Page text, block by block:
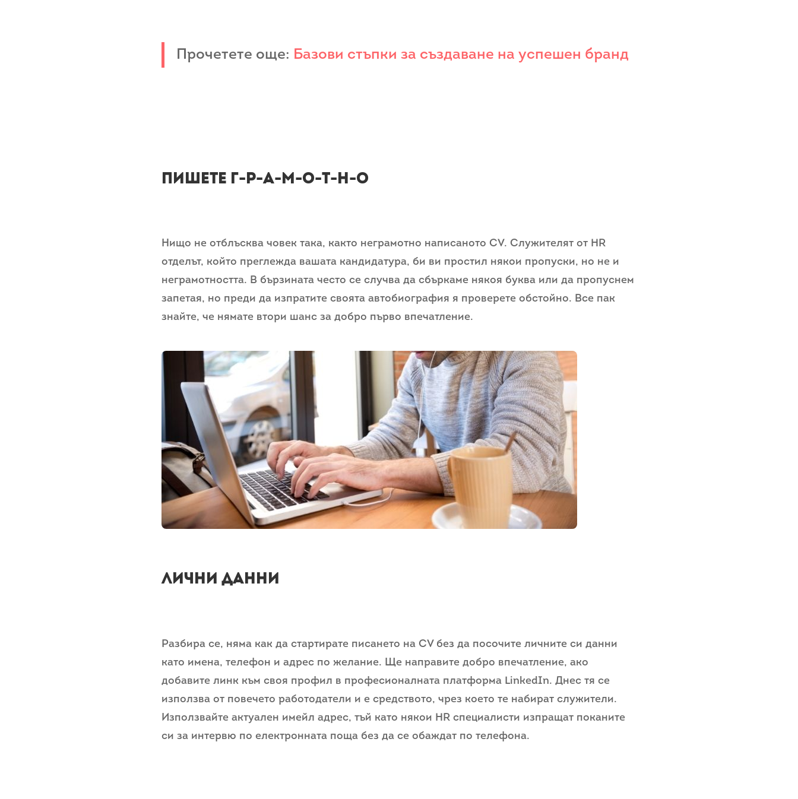
Прочетете още: Базови стъпки за създаване на успешен бранд
Пишете Г-Р-А-М-О-Т-Н-О
Нищо не отблъсква човек така, както неграмотно написаното CV. Служителят от HR
отделът, който преглежда вашата кандидатура, би ви простил някои пропуски, но не и
неграмотността. В бързината често се случва да сбъркаме някоя буква или да пропуснем
запетая, но преди да изпратите своята автобиография я проверете обстойно. Все пак
знайте, че нямате втори шанс за добро първо впечатление.
Лични данни
Разбира се, няма как да стартирате писането на CV без да посочите личните си данни
като имена, телефон и адрес по желание. Ще направите добро впечатление, ако
добавите линк към своя профил в професионалната платформа LinkedIn. Днес тя се
използва от повeчето работодатели и е средството, чрез което те набират служители.
Използвайте актуален имейл адрес, тъй като някои HR специалисти изпращат поканите
си за интервю по електронната поща без да се обаждат по телефона.